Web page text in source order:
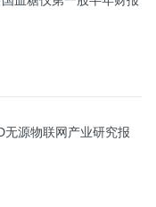
无源物联网产业研究报